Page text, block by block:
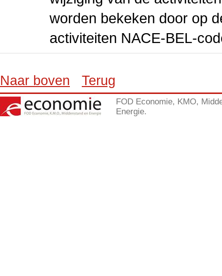
worden bekeken door op
activiteiten NACE-BEL-
Naar boven Terug
FOD Economie, KMO,
Energie.